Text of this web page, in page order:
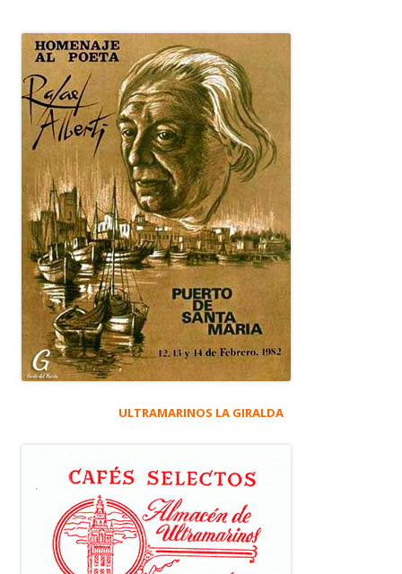
ULTRAMARINOS LA GIRALDA